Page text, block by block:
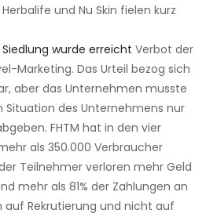
und Nu Skin fielen kurz
Siedlung wurde erreicht Verbot der
Marketing. Das Urteil bezog sich
aber das Unternehmen musste
des Unternehmens nur
FHTM hat in den vier
als 350.000 Verbraucher
Teilnehmer verloren mehr Geld
mehr als 81% der Zahlungen an
Rekrutierung und nicht auf